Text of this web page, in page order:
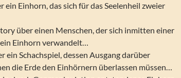
ein Einhorn, das sich für das Seelenheil zweier
über einen Menschen, der sich inmitten einer
Einhorn verwandelt…
ein Schachspiel, dessen Ausgang darüber
die Erde den Einhörnern überlassen müssen…